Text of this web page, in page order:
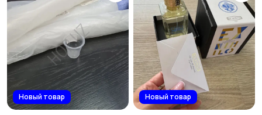
Новый товар Новый товар